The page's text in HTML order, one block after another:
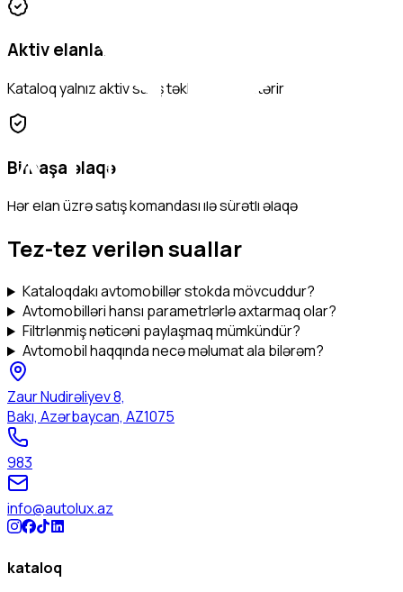
Aktiv elanlar
Kataloq yalnız aktiv satış təkliflərini göstərir
Birbaşa əlaqə
Hər elan üzrə satış komandası ilə sürətli əlaqə
Tez-tez verilən suallar
Kataloqdakı avtomobillər stokda mövcuddur?
Avtomobilləri hansı parametrlərlə axtarmaq olar?
Filtrlənmiş nəticəni paylaşmaq mümkündür?
Avtomobil haqqında necə məlumat ala bilərəm?
Zaur Nudirəliyev 8,
Bakı, Azərbaycan, AZ1075
983
info@autolux.az
kataloq